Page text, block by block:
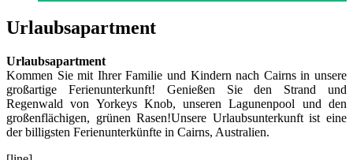
Urlaubsapartment
Urlaubsapartment
Kommen Sie mit Ihrer Familie und Kindern nach Cairns in unsere
großartige Ferienunterkunft! Genießen Sie den Strand und
Regenwald von Yorkeys Knob, unseren Lagunenpool und den
großenflächigen, grünen Rasen!Unsere Urlaubsunterkunft ist eine
der billigsten Ferienunterkünfte in Cairns, Australien.